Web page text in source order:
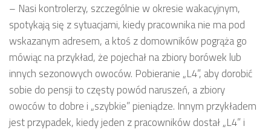
– Nasi kontrolerzy, szczególnie w okresie wakacyjnym,
spotykają się z sytuacjami, kiedy pracownika nie ma pod
wskazanym adresem, a ktoś z domowników pogrąża go
mówiąc na przykład, że pojechał na zbiory borówek lub
innych sezonowych owoców. Pobieranie „L4”, aby dorobić
sobie do pensji to częsty powód naruszeń, a zbiory
owoców to dobre i „szybkie” pieniądze. Innym przykładem
jest przypadek, kiedy jeden z pracowników dostał „L4” i